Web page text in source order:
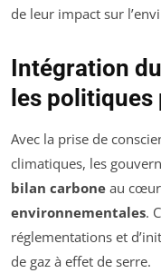
de leur impact sur
Intégration
les
Avec la prise de
climatiques, les
bilan carbone au
environnementales.
réglementations et
de gaz à effet de serre.